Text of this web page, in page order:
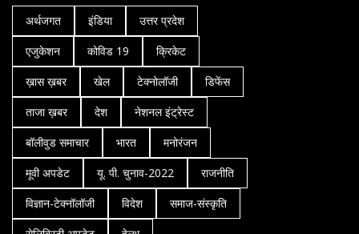
अर्थजगत इंडिया
उत्तर प्रदेश
एजुकेशन
कोविड 19
क्रिकेट
ख़ास ख़बर
खेल टेक्नोलॉजी
डिफेंस
ताजा ख़बर
देश
नेशनल इंट्रेस्ट
बॉलीवुड समाचार
भारत
मनोरंजन
मूवी अपडेट
यू. पी. चुनाव-2022
राजनीति
विज्ञान-टेक्नॉलॉजी
विदेश
समाज-संस्कृति